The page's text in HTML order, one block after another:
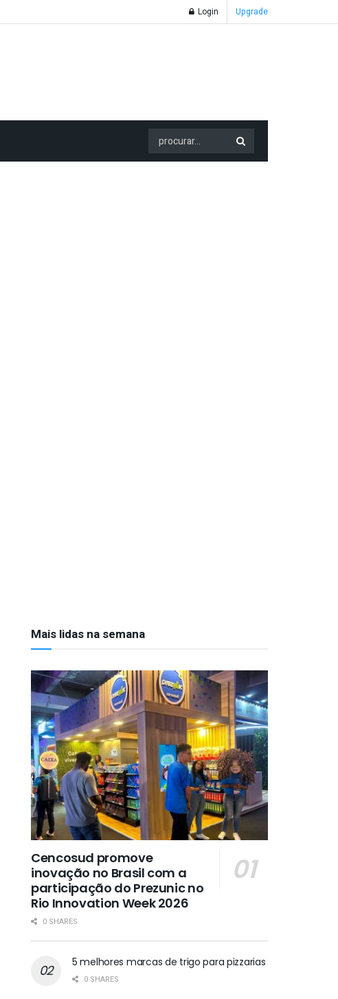
Login Upgrade
Mais lidas na semana
Cencosud promove
inovação no Brasil com a
participação do Prezunic no
Rio Innovation Week 2026
0 SHARES
5 melhores marcas de trigo para pizzarias
0 SHARES